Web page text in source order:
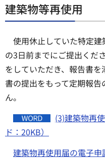
建築物等再使用
使用休止していた特定
の3日前までにご提出くだ
をしていただき、報告書
書の提出をもって定期報
ん。
(3)建築物再
ド：20KB）
建築物再使用届の電子